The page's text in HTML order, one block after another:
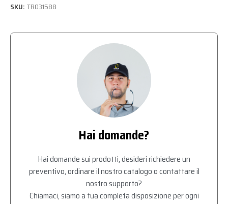
SKU: TR031588
Hai domande?
Hai domande sui prodotti, desideri richiedere un
preventivo, ordinare il nostro catalogo o contattare il
nostro supporto?
Chiamaci, siamo a tua completa disposizione per ogni